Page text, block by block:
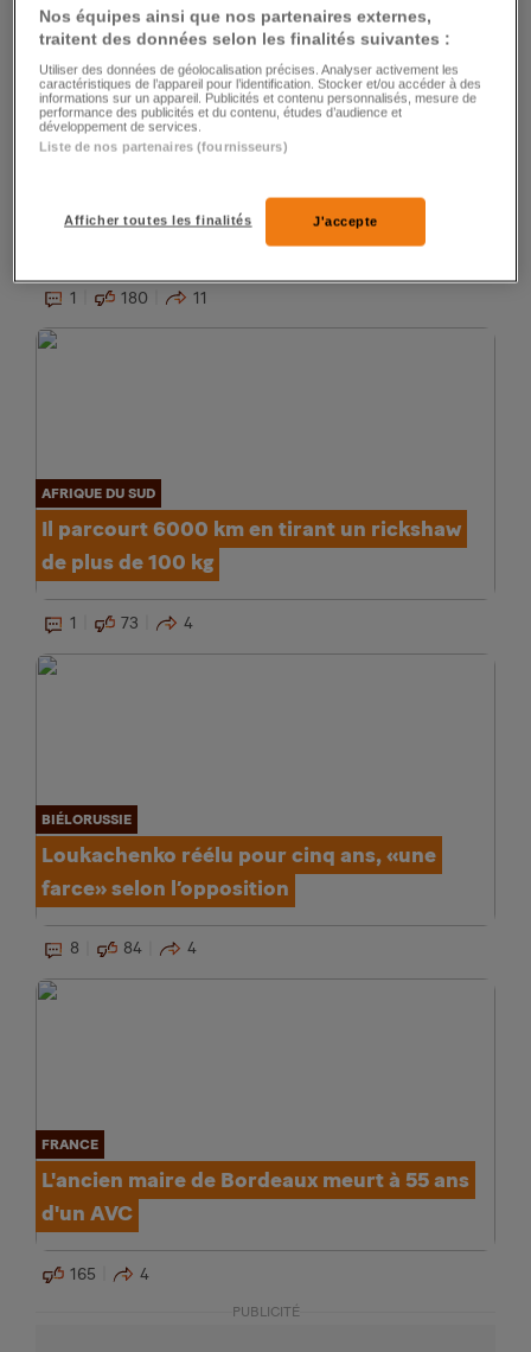
L'étape de Kitzbühel a encore été une
1 180 11
AFRIQUE DU SUD
Il parcourt 6000 km en tirant un rickshaw
de plus de 100 kg
1 73 4
BIÉLORUSSIE
Loukachenko réélu pour cinq ans, «une
farce» selon l’opposition
8 84 4
FRANCE
L'ancien maire de Bordeaux meurt à 55 ans
d'un AVC
165 4
PUBLICITÉ
Nos équipes ainsi que nos partenaires externes,
traitent des données selon les finalités suivantes :
Utiliser des données de géolocalisation précises. Analyser activement les
caractéristiques de l’appareil pour l’identification. Stocker et/ou accéder à des
informations sur un appareil. Publicités et contenu personnalisés, mesure de
performance des publicités et du contenu, études d’audience et
développement de services.
Liste de nos partenaires (fournisseurs)
Afficher toutes les finalités J'accepte